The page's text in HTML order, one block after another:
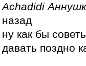
Achadidi
назад
ну как бы
давать поздно